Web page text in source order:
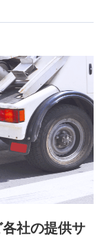
福利厚生・採用
と従業員または従
業務、契約締結手
ずる業務の遂行
社の提供サ